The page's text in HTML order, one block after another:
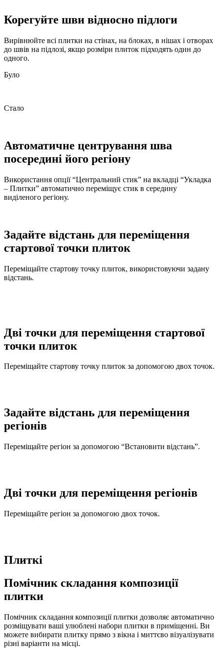
Корегуйте шви відносно підлоги
Вирівнюйте всі плитки на стінах, на блоках, в нішах і отворах
до швів на підлозі, якщо розміри плиток підходять один до
одного.
Було
Стало
Автоматичне центрування шва
посередині його регіону
Використання опції “Центральний стик” на вкладці “Укладка
– Плитки” автоматично переміщує стик в середину
виділеного регіону.
Задайте відстань для переміщення
стартової точки плиток
Переміщайте стартову точку плиток, використовуючи задану
відстань.
Дві точки для переміщення стартової
точки плиток
Переміщайте стартову точку плиток за допомогою двох точок.
Задайте відстань для переміщення
регіонів
Переміщайте регіон за допомогою “Встановити відстань”.
Дві точки для переміщення регіонів
Переміщайте регіон за допомогою двох точок.
Плиткі
Помічник складання композиції
плитки
Помічник складання композиції плитки дозволяє автоматично
розміщувати ваші улюблені набори плитки в приміщенні. Ви
можете вибирати плитку прямо з вікна і миттєво візуалізувати
різні варіанти на місці.